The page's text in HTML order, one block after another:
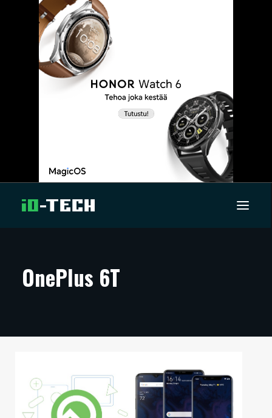
ARTIKKELIT
TECHBBS
HINTA.FI
OnePlus 6T